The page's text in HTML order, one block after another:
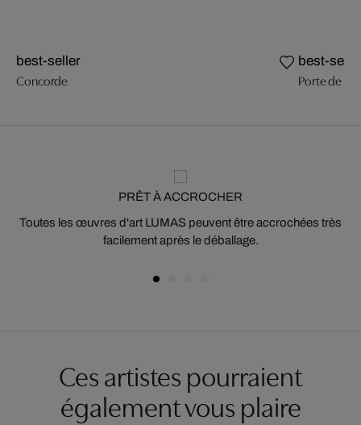
best-seller
Concorde
best-
Porte de
PRÊT À ACCROCHER
Toutes les œuvres d'art LUMAS peuvent être accrochées très
facilement après le déballage.
Ces artistes pourraient
également vous plaire